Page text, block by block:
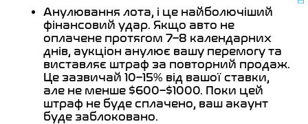
Анулювання лота, і це найболючіший
фінансовий удар. Якщо авто не
оплачене протягом 7–8 календарних
днів, аукціон анулює вашу перемогу та
виставляє штраф за повторний продаж.
Це зазвичай 10–15% від вашої ставки,
але не менше $600–$1000. Поки цей
штраф не буде сплачено, ваш акаунт
буде заблоковано.